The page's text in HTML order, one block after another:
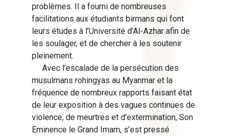
problèmes. Il a fourni de nombreuses
facilitations aux étudiants birmans qui font
leurs études à l’Université d’Al-Azhar afin de
les soulager, et de chercher à les soutenir
pleinement.
Avec l’escalade de la persécution des
musulmans rohingyas au Myanmar et la
fréquence de nombreux rapports faisant état
de leur exposition à des vagues continues de
violence, de meurtres et d’extermination, Son
Eminence le Grand Imam, s’est pressé